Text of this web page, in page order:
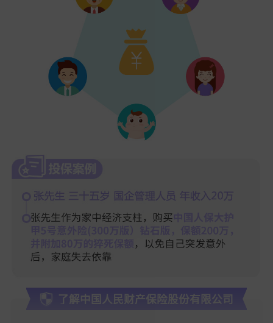
了解中国人民财产保险股份有限公司